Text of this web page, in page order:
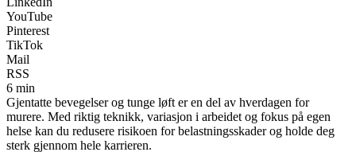
YouTube
Pinterest
TikTok
Mail
RSS
6 min
Gjentatte bevegelser og tunge løft er en del av hverdagen for
murere. Med riktig teknikk, variasjon i arbeidet og fokus på egen
helse kan du redusere risikoen for belastningsskader og holde deg
sterk gjennom hele karrieren.